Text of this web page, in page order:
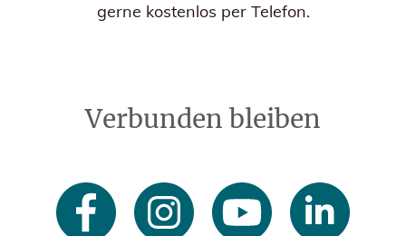
gerne kostenlos per Telefon.
Verbunden bleiben